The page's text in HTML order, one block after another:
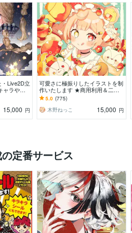
Live2D立
ャラや配
15,000 円
可愛さに極振りしたイラストを制
作いたします ★商用利用＆二次
利用込み！ミニキャラは小物２点
まで無料！★
5.0 (775)
木野ねっこ
15,000 円
定番サービス